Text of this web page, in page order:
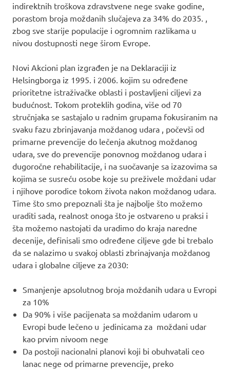
indirektnih troškova zdravstvene nege svake godine,
porastom broja moždanih slučajeva za 34% do 2035. ,
zbog sve starije populacije i ogromnim razlikama u
nivou dostupnosti nege širom Evrope.
Novi Akcioni plan izgrađen je na Deklaraciji iz
Helsingborga iz 1995. i 2006. kojim su određene
prioritetne istraživačke oblasti i postavljeni ciljevi za
budućnost. Tokom proteklih godina, više od 70
stručnjaka se sastajalo u radnim grupama fokusiranim na
svaku fazu zbrinjavanja moždanog udara , počevši od
primarne prevencije do lečenja akutnog moždanog
udara, sve do prevencije ponovnog moždanog udara i
dugoročne rehabilitacije, i na suočavanje sa izazovima sa
kojima se susreću osobe koje su preživele moždani udar
i njihove porodice tokom života nakon moždanog udara.
Time što smo prepoznali šta je najbolje što možemo
uraditi sada, realnost onoga što je ostvareno u praksi i
šta možemo nastojati da uradimo do kraja naredne
decenije, definisali smo određene ciljeve gde bi trebalo
da se nalazimo u svakoj oblasti zbrinajvanja moždanog
udara i globalne ciljeve za 2030:
Smanjenje apsolutnog broja moždanih udara u Evropi
za 10%
Da 90% i više pacijenata sa moždanim udarom u
Evropi bude lečeno u jedinicama za moždani udar
kao prvim nivoom nege
Da postoji nacionalni planovi koji bi obuhvatali ceo
lanac nege od primarne prevencije, preko